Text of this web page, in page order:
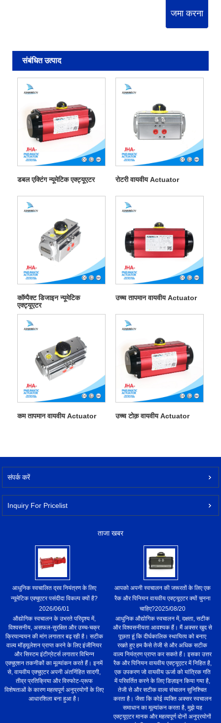
जमा करना
संबंधित उत्पाद
डबल एक्टिंग न्यूमेटिक एक्ट्यूएटर रोटरी वायवीय Actuator
कॉम्पैक्ट डिजाइन न्यूमेटिक
एक्ट्यूएटर
उच्च तापमान वायवीय Actuator
कम तापमान वायवीय Actuator उच्च टोक़ वायवीय Actuator
संपर्क करें
Inquiry For Pricelist
ताजा खबर
आधुनिक स्वचालित द्रव नियंत्रण के लिए
न्यूमेटिक एक्चुएटर पसंदीदा विकल्प क्यों है?
2026/06/01
औद्योगिक स्वचालन के उभरते परिदृश्य में,
विश्वसनीय, असफल-सुरक्षित और उच्च-चक्र
क्रियान्वयन की मांग लगातार बढ़ रही है। सटीक
वाल्व मॉड्यूलेशन प्राप्त करने के लिए इंजीनियर
और सिस्टम इंटीग्रेटर्स लगातार विभिन्न
एक्चुएशन तकनीकों का मूल्यांकन करते हैं। इनमें
से, वायवीय एक्चुएटर अपनी अंतर्निहित सादगी,
तीव्र प्रतिक्रिया और विस्फोट-प्रूफ
विशेषताओं के कारण महत्वपूर्ण अनुप्रयोगों के लिए
आधारशिला बना हुआ है।
आपको अपनी स्वचालन की जरूरतों के लिए एक
रैक और पिनियन वायवीय एक्ट्यूएटर क्यों चुनना
चाहिए?2025/08/20
आधुनिक औद्योगिक स्वचालन में, दक्षता, सटीक
और विश्वसनीयता आवश्यक हैं। मैं अक्सर खुद से
पूछता हूं कि दीर्घकालिक स्थायित्व को बनाए
रखते हुए हम कैसे तेजी से और अधिक सटीक
वाल्व नियंत्रण प्राप्त कर सकते हैं। इसका उत्तर
रैक और पिनियन वायवीय एक्ट्यूएटर में निहित है,
एक उपकरण जो वायवीय ऊर्जा को यांत्रिक गति
में परिवर्तित करने के लिए डिज़ाइन किया गया है,
तेजी से और सटीक वाल्व संचालन सुनिश्चित
करता है। जैसा कि कोई व्यक्ति अक्सर स्वचालन
समाधान का मूल्यांकन करता है, मुझे यह
एक्ट्यूएटर मानक और महत्वपूर्ण दोनों अनुप्रयोगों